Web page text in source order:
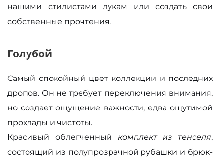
нашими стилистами лукам или создать свои
собственные прочтения.
Голубой
Самый спокойный цвет коллекции и последних
дропов. Он не требует переключения внимания,
но создает ощущение важности, едва ощутимой
прохлады и чистоты.
Красивый
облегченный комплект из тенселя,
состоящий из полупрозрачной рубашки и брюк-